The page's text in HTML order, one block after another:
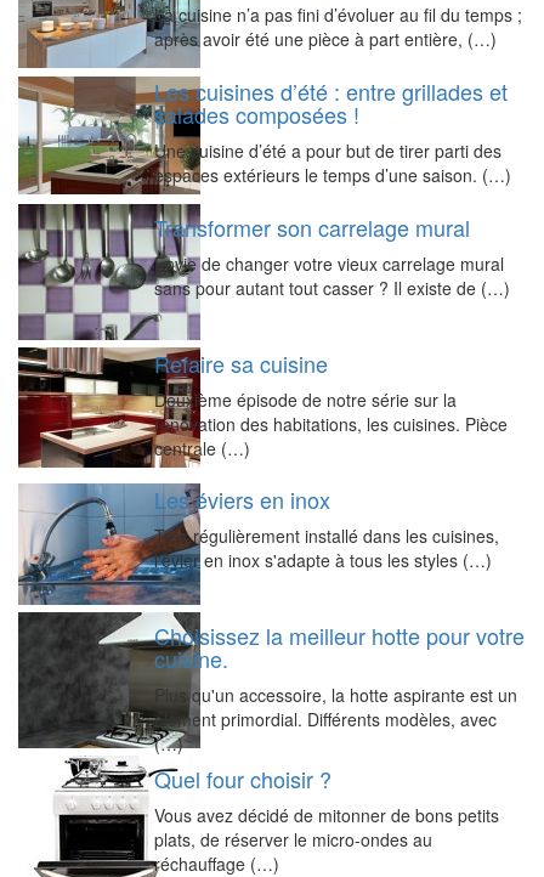
La cuisine n’a pas fini d’évoluer au fil du temps ;
après avoir été une pièce à part entière, (…)
Les cuisines d’été : entre grillades et
salades composées !
Une cuisine d’été a pour but de tirer parti des
espaces extérieurs le temps d’une saison. (…)
Transformer son carrelage mural
Envie de changer votre vieux carrelage mural
sans pour autant tout casser ? Il existe de (…)
Refaire sa cuisine
Deuxième épisode de notre série sur la
rénovation des habitations, les cuisines. Pièce
centrale (…)
Les éviers en inox
Très régulièrement installé dans les cuisines,
l'évier en inox s'adapte à tous les styles (…)
Choisissez la meilleur hotte pour votre
cuisine.
Plus qu'un accessoire, la hotte aspirante est un
élément primordial. Différents modèles, avec
(…)
Quel four choisir ?
Vous avez décidé de mitonner de bons petits
plats, de réserver le micro-ondes au
réchauffage (…)